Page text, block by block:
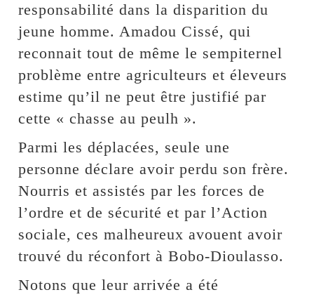
responsabilité dans la disparition du
jeune homme. Amadou Cissé, qui
reconnait tout de même le sempiternel
problème entre agriculteurs et éleveurs
estime qu’il ne peut être justifié par
cette « chasse au peulh ».
Parmi les déplacées, seule une
personne déclare avoir perdu son frère.
Nourris et assistés par les forces de
l’ordre et de sécurité et par l’Action
sociale, ces malheureux avouent avoir
trouvé du réconfort à Bobo-Dioulasso.
Notons que leur arrivée a été